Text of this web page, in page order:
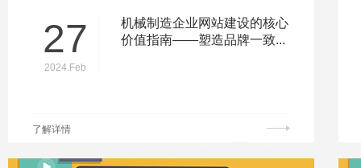
27
2024.Feb
机械制造企业网站建设的核心
价值指南——塑造品牌一致...
了解详情